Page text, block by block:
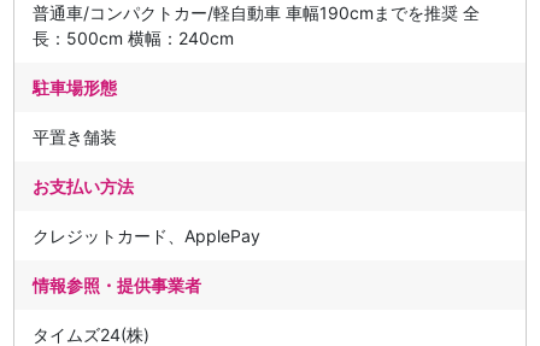
普通車/コンパクトカー/軽自動車 車幅190cmまでを推奨 全
長：500cm 横幅：240cm
駐車場形態
平置き舗装
お支払い方法
クレジットカード、ApplePay
情報参照・提供事業者
タイムズ24(株)